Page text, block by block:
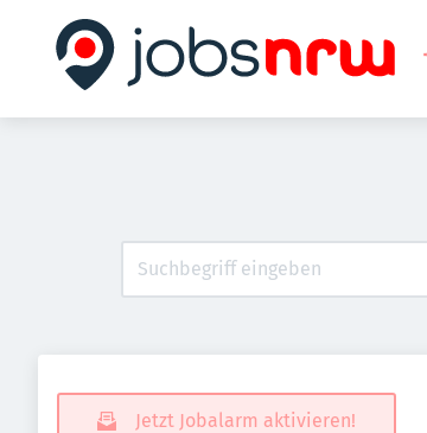
Jetzt Jobalarm aktivieren!